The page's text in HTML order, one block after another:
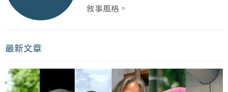
敘事風格。
最新文章